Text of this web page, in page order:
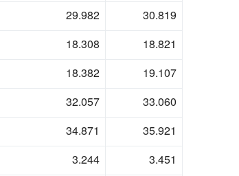
29.982
30.819
18.308
18.821
18.382
19.107
32. 7
33.
34. 7 3 .92
3.244
3.4